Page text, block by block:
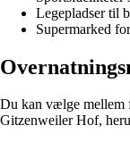
Legepladser til
Supermarked
Du kan vælge mellem
Gitzenweiler Hof,